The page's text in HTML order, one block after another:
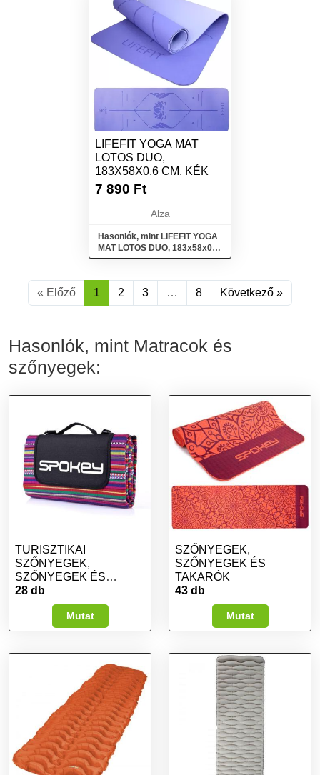
LIFEFIT YOGA MAT
LOTOS DUO,
183X58X0,6 CM, KÉK
7 890 Ft
Alza
Hasonlók, mint LIFEFIT YOGA
MAT LOTOS DUO, 183x58x0,6
cm, kék
« Előző 1 2 3 … 8 Következő »
Hasonlók, mint Matracok és
szőnyegek:
TURISZTIKAI
SZŐNYEGEK,
SZŐNYEGEK ÉS
TAKARÓK
28 db
Mutat
SZŐNYEGEK,
SZŐNYEGEK ÉS
TAKARÓK
43 db
Mutat